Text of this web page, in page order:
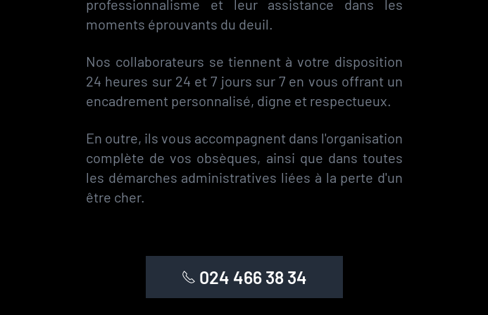
professionnalisme et leur assistance dans les
moments éprouvants du deuil.
Nos collaborateurs se tiennent à votre disposition
24 heures sur 24 et 7 jours sur 7 en vous offrant un
encadrement personnalisé, digne et respectueux.
En outre, ils vous accompagnent dans l'organisation
complète de vos obsèques, ainsi que dans toutes
les démarches administratives liées à la perte d'un
être cher.
024 466 38 34